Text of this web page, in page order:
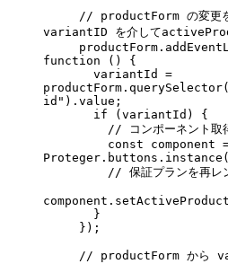
variantID を介して
     productForm.
function () {
       variantId
=
productForm. querySelector(
id" ).value;
       if
(variantId) {
// コンポーネント取
         const
component
Proteger.buttons. instance (
// 保証プランを
component. setActiveProduct
       }
     });